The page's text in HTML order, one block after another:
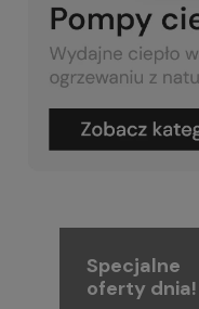
Specjalne
oferty dnia!